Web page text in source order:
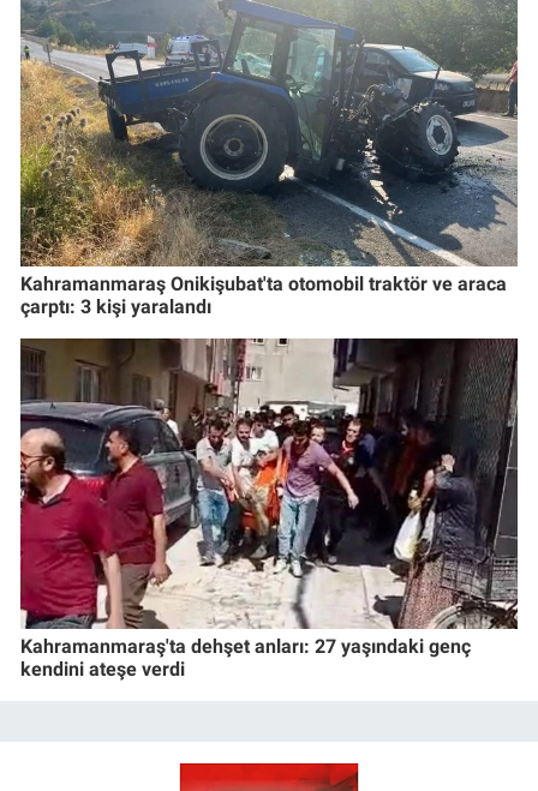
Kahramanmaraş Onikişubat'ta otomobil traktör ve araca
çarptı: 3 kişi yaralandı
Kahramanmaraş'ta dehşet anları: 27 yaşındaki genç
kendini ateşe verdi